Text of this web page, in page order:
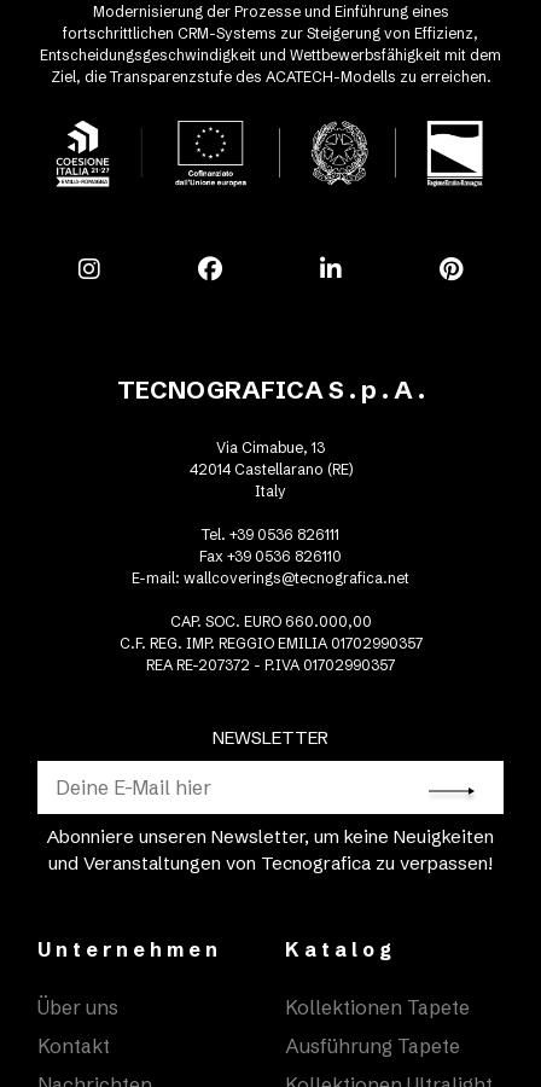
Modernisierung der Prozesse und Einführung eines
fortschrittlichen CRM-Systems zur Steigerung von Effizienz,
Entscheidungsgeschwindigkeit und Wettbewerbsfähigkeit mit dem
Ziel, die Transparenzstufe des ACATECH-Modells zu erreichen.
NEWSLETTER
Abonniere unseren Newsletter, um keine Neuigkeiten
und Veranstaltungen von Tecnografica zu verpassen!
TECNOGRAFICA S . p . A .
Via Cimabue, 13
42014 Castellarano (RE)
Italy
Tel. +39 0536 826111
Fax +39 0536 826110
E-mail: wallcoverings@tecnografica.net
CAP. SOC. EURO 660.000,00
C.F. REG. IMP. REGGIO EMILIA 01702990357
REA RE-207372 - P.IVA 01702990357
Unternehmen
Über uns
Kontakt
Katalog
Kollektionen Tapete
Ausführung Tapete